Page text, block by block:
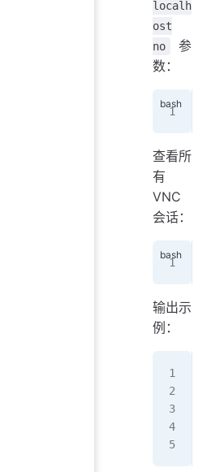
localh
ost
no
参
数：
查看所
有
VNC
会话：
输出示
例：